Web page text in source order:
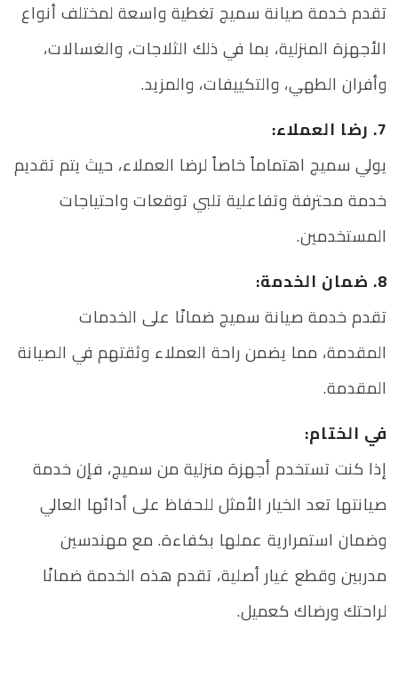
تقدم خدمة صيانة سميج تغطية واسعة لمختلف أنواع
الأجهزة المنزلية، بما في ذلك الثلاجات، والغسالات،
وأفران الطهي، والتكييفات، والمزيد.
7. رضا العملاء:
يولي سميج اهتماماً خاصاً لرضا العملاء، حيث يتم تقديم
خدمة محترفة وتفاعلية تلبي توقعات واحتياجات
المستخدمين.
8. ضمان الخدمة:
تقدم خدمة صيانة سميج ضمانًا على الخدمات
المقدمة، مما يضمن راحة العملاء وثقتهم في الصيانة
المقدمة.
في الختام:
إذا كنت تستخدم أجهزة منزلية من سميج، فإن خدمة
صيانتها تعد الخيار الأمثل للحفاظ على أدائها العالي
وضمان استمرارية عملها بكفاءة. مع مهندسين
مدربين وقطع غيار أصلية، تقدم هذه الخدمة ضمانًا
لراحتك ورضاك كعميل.